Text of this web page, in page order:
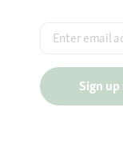
Enter email
Sign